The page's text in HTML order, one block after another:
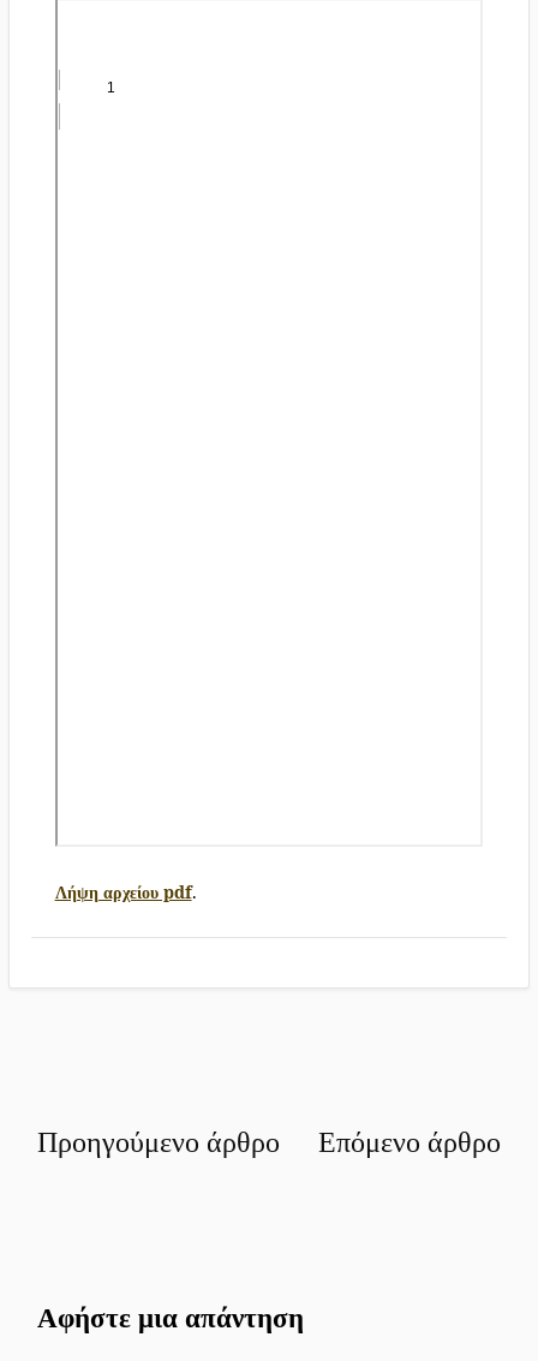
Λήψη αρχείου pdf.
Πλοήγηση
Προηγούμενο άρθρο Επόμενο άρθρο
Αφήστε μια απάντηση